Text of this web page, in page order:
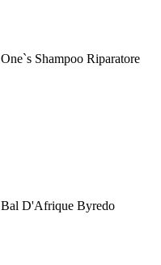
One`s Shampoo Riparatore
Bal D'Afrique Byredo